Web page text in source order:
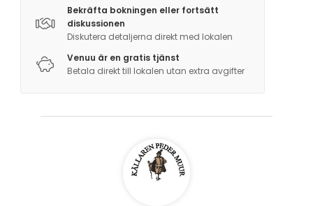
Bekräfta bokningen eller fortsätt
diskussionen
Diskutera detaljerna direkt med lokalen
Venuu är en gratis tjänst
Betala direkt till lokalen utan extra avgifter